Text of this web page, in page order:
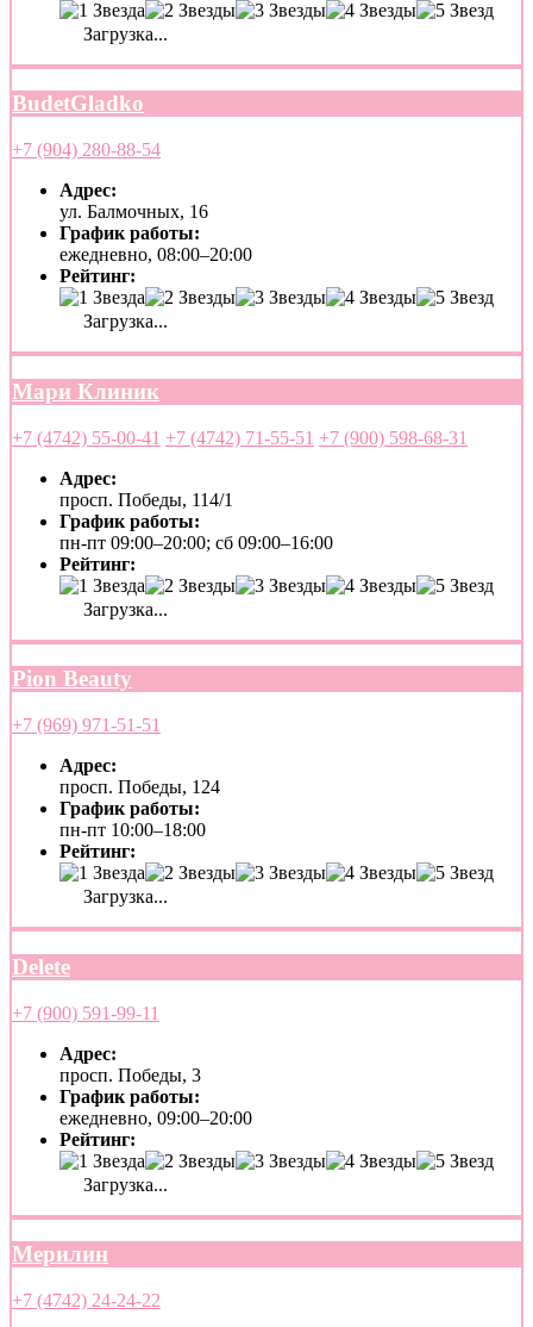
Загрузка...
BudetGladko
+7 (904) 280-88-54
Адрес:
ул. Балмочных, 16
График работы:
ежедневно, 08:00–20:00
Рейтинг:
Загрузка...
Мари Клиник
+7 (4742) 55-00-41 +7 (4742) 71-55-51 +7 (900) 598-68-31
Адрес:
просп. Победы, 114/1
График работы:
пн-пт 09:00–20:00; сб 09:00–16:00
Рейтинг:
Загрузка...
Pion Beauty
+7 (969) 971-51-51
Адрес:
просп. Победы, 124
График работы:
пн-пт 10:00–18:00
Рейтинг:
Загрузка...
Delete
+7 (900) 591-99-11
Адрес:
просп. Победы, 3
График работы:
ежедневно, 09:00–20:00
Рейтинг:
Загрузка...
Мерилин
+7 (4742) 24-24-22